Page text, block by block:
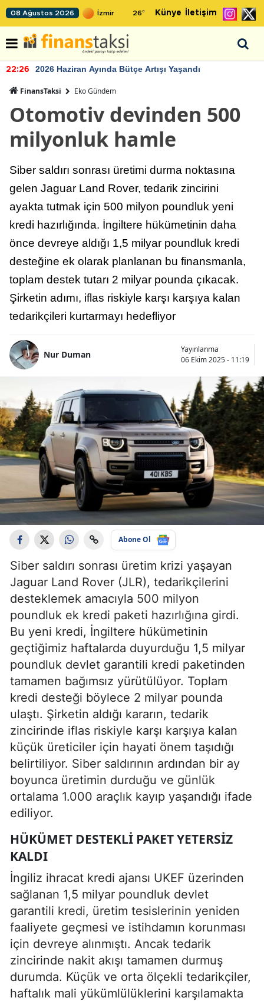
08 Ağustos 2026 26° Künye İletişim
22:26 2026 Haziran Ayında Bütçe Artışı Yaşandı
FinansTaksi Eko Gündem
Otomotiv devinden 500
milyonluk hamle
Siber saldırı sonrası üretimi durma noktasına
gelen Jaguar Land Rover, tedarik zincirini
ayakta tutmak için 500 milyon poundluk yeni
kredi hazırlığında. İngiltere hükümetinin daha
önce devreye aldığı 1,5 milyar poundluk kredi
desteğine ek olarak planlanan bu finansmanla,
toplam destek tutarı 2 milyar pounda çıkacak.
Şirketin adımı, iflas riskiyle karşı karşıya kalan
tedarikçileri kurtarmayı hedefliyor
Nur Duman
Yayınlanma
06 Ekim 2025 - 11:19
Abone Ol
Siber saldırı sonrası üretim krizi yaşayan
Jaguar Land Rover (JLR), tedarikçilerini
desteklemek amacıyla 500 milyon
poundluk ek kredi paketi hazırlığına girdi.
Bu yeni kredi, İngiltere hükümetinin
geçtiğimiz haftalarda duyurduğu 1,5 milyar
poundluk devlet garantili kredi paketinden
tamamen bağımsız yürütülüyor. Toplam
kredi desteği böylece 2 milyar pounda
ulaştı. Şirketin aldığı kararın, tedarik
zincirinde iflas riskiyle karşı karşıya kalan
küçük üreticiler için hayati önem taşıdığı
belirtiliyor. Siber saldırının ardından bir ay
boyunca üretimin durduğu ve günlük
ortalama 1.000 araçlık kayıp yaşandığı ifade
ediliyor.
HÜKÜMET DESTEKLI PAKET YETERSIZ
KALDI
İngiliz ihracat kredi ajansı UKEF üzerinden
sağlanan 1,5 milyar poundluk devlet
garantili kredi, üretim tesislerinin yeniden
faaliyete geçmesi ve istihdamın korunması
için devreye alınmıştı. Ancak tedarik
zincirinde nakit akışı tamamen durmuş
durumda. Küçük ve orta ölçekli tedarikçiler,
haftalık mali yükümlülüklerini karşılamakta